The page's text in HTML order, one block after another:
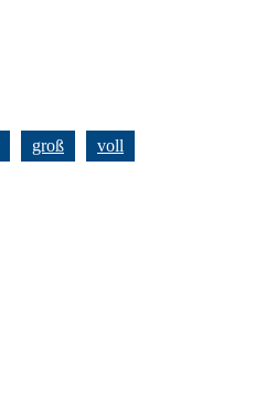
groß voll